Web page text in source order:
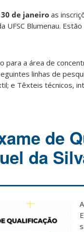
30 de janeiro as
UFSC Blumenau.
para a área de
linhas de
e Têxteis técnicos,
de
da